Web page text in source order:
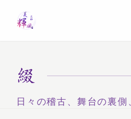
綴
日々の稽古、舞台の裏側